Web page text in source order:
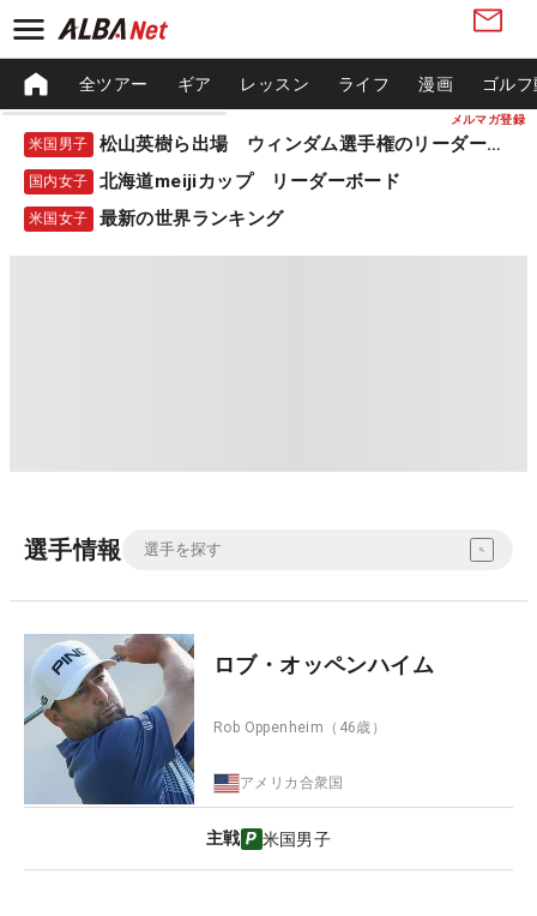
メルマガ登録
全ツアー ギア レッスン ライフ 漫画 ゴル
米国男子 松山英樹ら出場 ウィンダム選手権のリーダーボード
国内女子 北海道meijiカップ リーダーボード
米国女子 最新の世界ランキング
選手情報
ロブ・オッペンハイム
Rob Oppenheim （46歳）
アメリカ合衆国
主戦 米国男子